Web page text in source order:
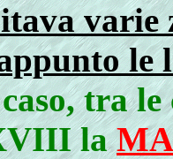
varie
le
tra
la